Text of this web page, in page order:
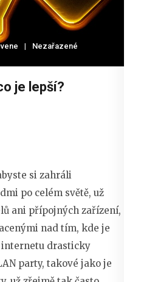
Nezařazené
je lepší?
si zahráli
po celém světě, už
ani přípojných zařízení,
nad tím, kde je
drasticky
party, takové jako je